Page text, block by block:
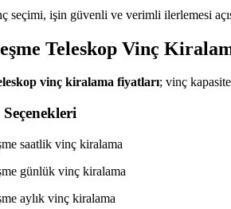
seçimi, işin güvenli ve verimli ilerlemesi
Teleskop Vinç
vinç kiralama fiyatları; vinç
saatlik vinç kiralama
günlük vinç kiralama
aylık vinç kiralama